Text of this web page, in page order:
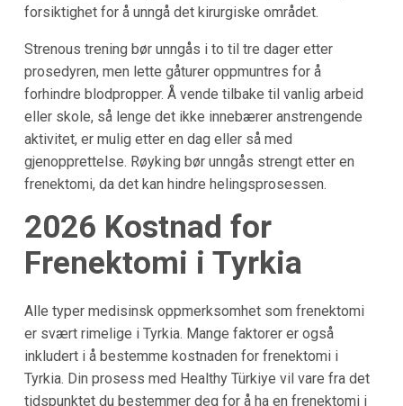
forsiktighet for å unngå det kirurgiske området.
Strenous trening bør unngås i to til tre dager etter
prosedyren, men lette gåturer oppmuntres for å
forhindre blodpropper. Å vende tilbake til vanlig arbeid
eller skole, så lenge det ikke innebærer anstrengende
aktivitet, er mulig etter en dag eller så med
gjenopprettelse. Røyking bør unngås strengt etter en
frenektomi, da det kan hindre helingsprosessen.
2026 Kostnad for
Frenektomi i Tyrkia
Alle typer medisinsk oppmerksomhet som frenektomi
er svært rimelige i Tyrkia. Mange faktorer er også
inkludert i å bestemme kostnaden for frenektomi i
Tyrkia. Din prosess med Healthy Türkiye vil vare fra det
tidspunktet du bestemmer deg for å ha en frenektomi i